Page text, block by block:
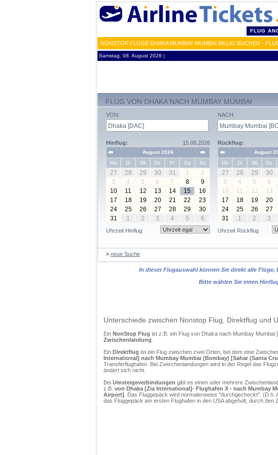
FLUG
NONSTOP FLÜGE DHAKA MUMBAY MUMBAI BILLIG BUCHEN -
Samstag, 08. August 2026 ¦
FLUG VON DHAKA NACH MUMBAY MUMBAI
VON:
Hinflug: 15.08.2026
August 2026
Mo
Di Mi Do Fr Sa So
27 28 29 30 31 1
2
3
4 5 6 7 8
9
10
11 12 13 14 15
16
17
18 19 20 21 22
23
24
25 26 27 28 29
30
31
1 2 3 4 5 6
Uhrzeit Hinflug
NACH:
Rückflug:
August
Mo
Di Mi Do
27 28 29 30
3
4 5 6
10
11 12 13
17
18 19 20
24
25 26 27
31
1 2 3
Uhrzeit Rückflug
» neue Suche
In dieser Flugauswahl können Sie direkt alle
Bitte wählen Sie einen
Unterschiede zwischen Nonstop Flug, Direktflug und
Ein NonStop Flug ist z.B. ein Flug von Dhaka nach Mumbay Mumbai
Zwischenlandung
Ein Direktflug ist ein Flug zwischen zwei Orten, bei dem eine
International] nach Mumbay Mumbai (Bombay) [Sahar (Santa
Transferflughafen. Bei Zwischenlandungen wird in der Regel das
ändert sich nicht.
Bei Umsteigeverbindungen gibt es einen oder mehrere
z.B. von Dhaka [Zia International]- Flughafen X - nach Mumbay
Airport] . Das Fluggepäck wird normalerweise "durchgecheckt".
das Fluggepäck am ersten Flughafen in den USA abgeholt, durch den